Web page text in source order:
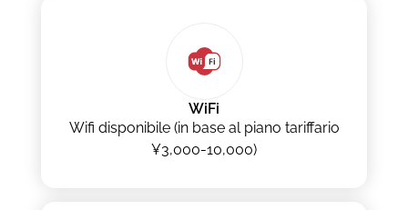
WiFi
Wifi disponibile (in base al piano tariffario
¥3,000-10,000)